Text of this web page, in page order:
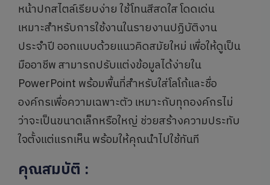
หน้าปกสไตล์เรียบง่าย ใช้โทนสีสดใส โดดเด่น
เหมาะสำหรับการใช้งานในรายงานปฏิบัติงาน
ประจำปี ออกแบบด้วยแนวคิดสมัยใหม่ เพื่อให้ดูเป็น
มืออาชีพ สามารถปรับแต่งข้อมูลได้ง่ายใน
PowerPoint พร้อมพื้นที่สำหรับใส่โลโก้และชื่อ
องค์กรเพื่อความเฉพาะตัว เหมาะกับทุกองค์กรไม่
ว่าจะเป็นขนาดเล็กหรือใหญ่ ช่วยสร้างความประทับ
ใจตั้งแต่แรกเห็น พร้อมให้คุณนำไปใช้ทันที
คุณสมบัติ :